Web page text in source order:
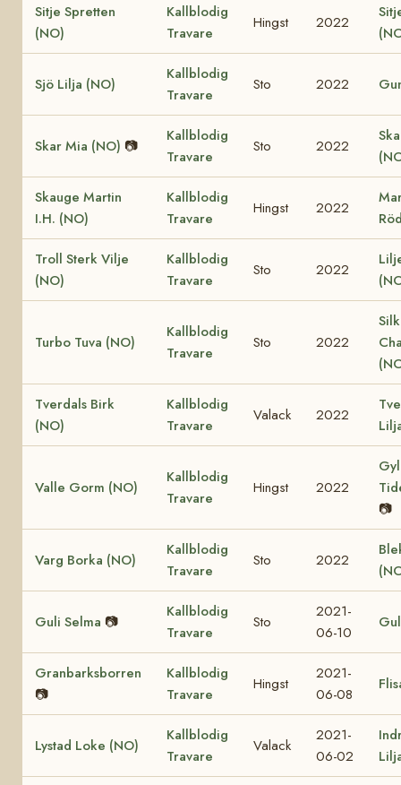
Sitje Spretten
(NO)
Kallblodig
Travare
Hingst 2022
Sjö Lilja (NO)
Kallblodig
Travare
Sto 2022
Skar Mia (NO) 📷
Kallblodig
Travare
Sto 2022
Skauge Martin
I.H. (NO)
Kallblodig
Travare
Hingst 2022
Troll Sterk Vilje
(NO)
Kallblodig
Travare
Sto 2022
Turbo Tuva (NO)
Kallblodig
Travare
Sto 2022
Tverdals Birk
(NO)
Kallblodig
Travare
Valack 2022
Valle Gorm (NO)
Kallblodig
Travare
Hingst 2022
📷
Varg Borka (NO)
Kallblodig
Travare
Sto 2022
Guli Selma 📷
Kallblodig
Travare
Sto
2021-
06-10
Granbarksborren
📷
Kallblodig
Travare
Hingst
2021-
06-08
Lystad Loke (NO)
Kallblodig
Travare
Valack
2021-
06-02